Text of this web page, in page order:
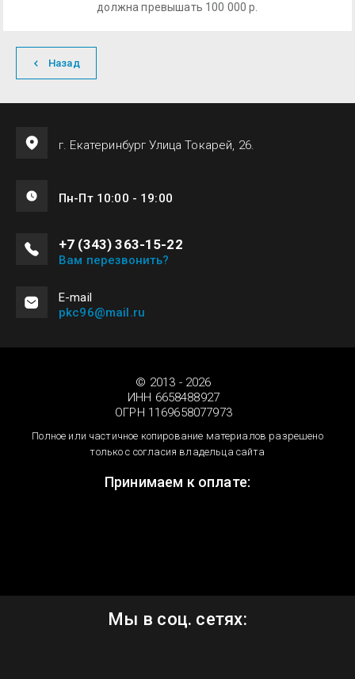
должна превышать 100 000 р.
Назад
г. Екатеринбург Улица Токарей, 26.
Пн-Пт 10:00 - 19:00
+7 (343) 363-15-22
Вам перезвонить?
Е-mail
pkc96@mail.ru
© 2013 - 2026
ИНН 6658488927
ОГРН 1169658077973
Полное или частичное копирование материалов разрешено
только с согласия владельца сайта
Принимаем к оплате:
Мы в соц. сетях: